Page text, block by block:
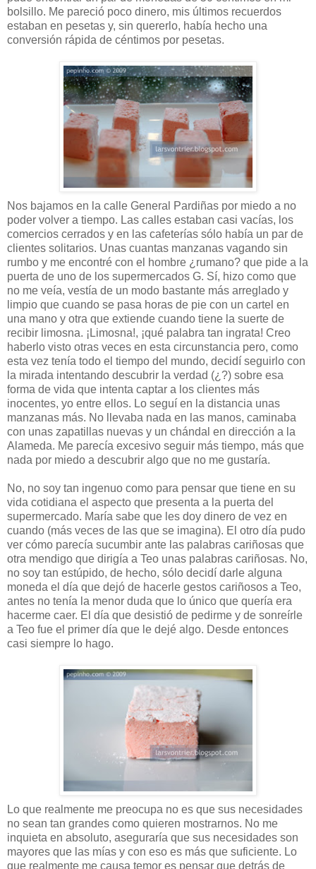
bolsillo. Me pareció poco dinero, mis últimos recuerdos
estaban en pesetas y, sin quererlo, había hecho una
conversión rápida de céntimos por pesetas.
Nos bajamos en la calle General Pardiñas por miedo a no
poder volver a tiempo. Las calles estaban casi vacías, los
comercios cerrados y en las cafeterías sólo había un par de
clientes solitarios. Unas cuantas manzanas vagando sin
rumbo y me encontré con el hombre ¿rumano? que pide a la
puerta de uno de los supermercados G. Sí, hizo como que
no me veía, vestía de un modo bastante más arreglado y
limpio que cuando se pasa horas de pie con un cartel en
una mano y otra que extiende cuando tiene la suerte de
recibir limosna. ¡Limosna!, ¡qué palabra tan ingrata! Creo
haberlo visto otras veces en esta circunstancia pero, como
esta vez tenía todo el tiempo del mundo, decidí seguirlo con
la mirada intentando descubrir la verdad (¿?) sobre esa
forma de vida que intenta captar a los clientes más
inocentes, yo entre ellos. Lo seguí en la distancia unas
manzanas más. No llevaba nada en las manos, caminaba
con unas zapatillas nuevas y un chándal en dirección a la
Alameda. Me parecía excesivo seguir más tiempo, más que
nada por miedo a descubrir algo que no me gustaría.
No, no soy tan ingenuo como para pensar que tiene en su
vida cotidiana el aspecto que presenta a la puerta del
supermercado. María sabe que les doy dinero de vez en
cuando (más veces de las que se imagina). El otro día pudo
ver cómo parecía sucumbir ante las palabras cariñosas que
otra mendigo que dirigía a Teo unas palabras cariñosas. No,
no soy tan estúpido, de hecho, sólo decidí darle alguna
moneda el día que dejó de hacerle gestos cariñosos a Teo,
antes no tenía la menor duda que lo único que quería era
hacerme caer. El día que desistió de pedirme y de sonreírle
a Teo fue el primer día que le dejé algo. Desde entonces
casi siempre lo hago.
Lo que realmente me preocupa no es que sus necesidades
no sean tan grandes como quieren mostrarnos. No me
inquieta en absoluto, aseguraría que sus necesidades son
mayores que las mías y con eso es más que suficiente. Lo
que realmente me causa temor es pensar que detrás de